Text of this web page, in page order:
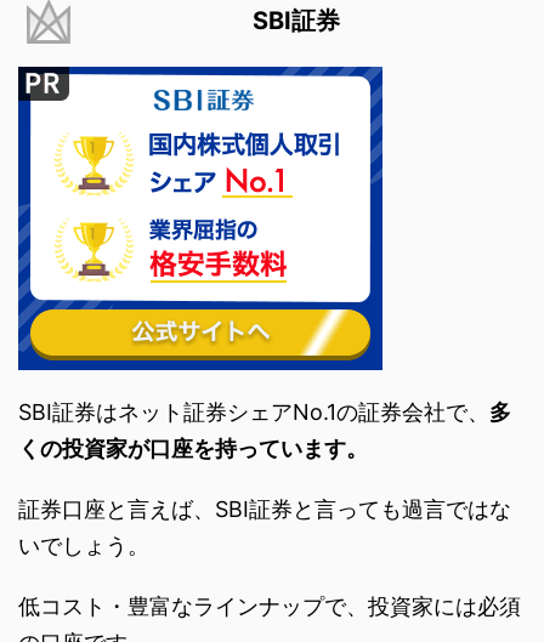
SBI証券
SBI証券はネット証券シェアNo.1の証券会社で、 多
くの投資家が口座を持っています。
証券口座と言えば、SBI証券と言っても過言ではな
いでしょう。
低コスト・豊富なラインナップで、投資家には必須